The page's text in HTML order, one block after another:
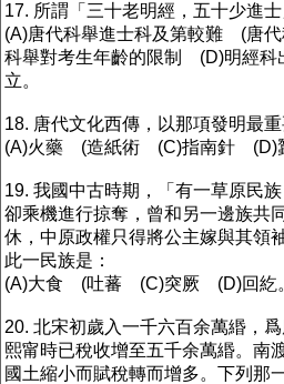
17. 所謂「三十老明經，五十少進士
(A)唐代科舉進士科及第較難 (唐
科舉對考生年齡的限制 (D)明經科
立。
18. 唐代文化西傳，以那項發明最
(A)火藥 (造紙術 (C)指南針 (D)
19. 我國中古時期，「有一草原民
卻乘機進行掠奪，曾和另一邊族共
休，中原政權只得將公主嫁與其領
此一民族是：
(A)大食 (吐蕃 (C)突厥 (D)回紇
20. 北宋初歲入一千六百余萬緡，
熙甯時已稅收增至五千余萬緡。南
國土縮小而賦稅轉而增多。下列那